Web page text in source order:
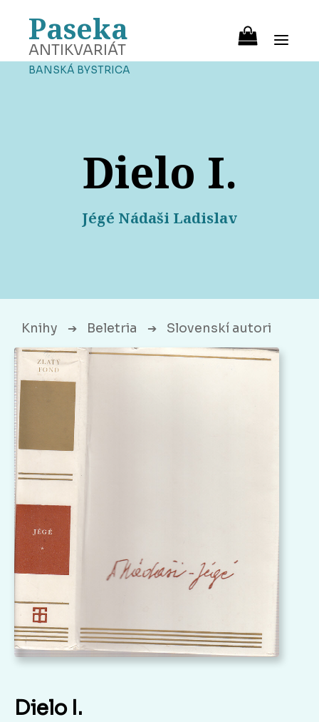
Paseka
ANTIKVARIÁT
BANSKÁ BYSTRICA
Dielo I.
Jégé Nádaši Ladislav
Knihy ➔ Beletria ➔ Slovenskí autori
Dielo I.